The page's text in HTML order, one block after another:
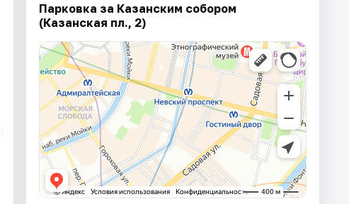
Парковка за Казанским собором
(Казанская пл., 2)